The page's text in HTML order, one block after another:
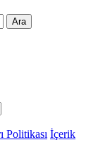
Ara
Politikası İçerik